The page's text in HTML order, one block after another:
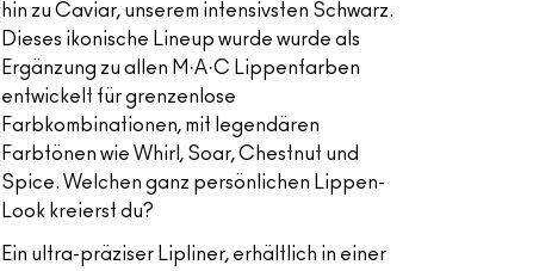
hin zu Caviar, unserem intensivsten Schwarz.
Dieses ikonische Lineup wurde wurde als
Ergänzung zu allen M·A·C Lippenfarben
entwickelt für grenzenlose
Farbkombinationen, mit legendären
Farbtönen wie Whirl, Soar, Chestnut und
Spice. Welchen ganz persönlichen Lippen-
Look kreierst du?
Ein ultra-präziser Lipliner, erhältlich in einer